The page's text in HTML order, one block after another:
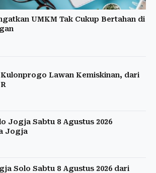
UMKM Tak Cukup Bertahan di
Lawan Kemiskinan, dari
Jogja Sabtu 8 Agustus 2026
Jogja
Solo Sabtu 8 Agustus 2026 dari